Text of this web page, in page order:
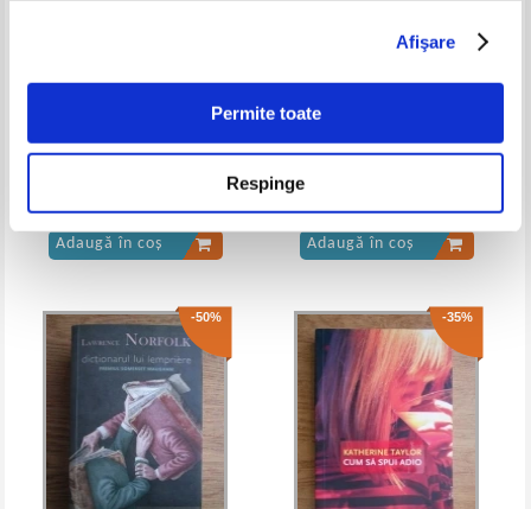
Afişare
Permite toate
Respinge
Pret:20,00Lei 13,00 Lei
Adaugă în coș
Pret:12,00Lei 7,20 Lei
Adaugă în coș
-50% -35%